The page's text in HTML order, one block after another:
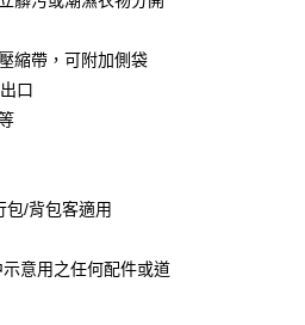
商業銀行
銀行
商業銀行
銀行
銀行
銀行
商業銀行
即使用無須另外申請。
自動跳轉到大哥付的交易
縮帶，可附加側袋
口
包/背包客適用
意用之任何配件或道